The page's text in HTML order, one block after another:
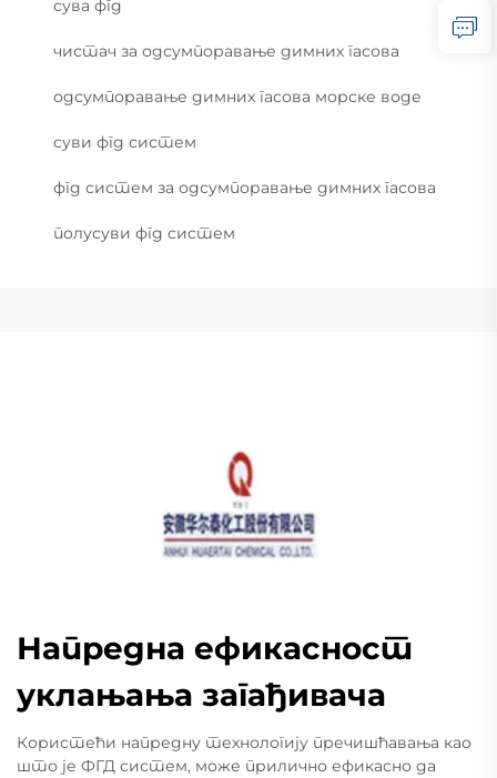
сува фгд
чистач за одсумпоравање димних гасова
одсумпоравање димних гасова морске воде
суви фгд систем
фгд систем за одсумпоравање димних гасова
полусуви фгд систем
Напредна ефикасност
уклањања загађивача
Користећи напредну технологију пречишћавања као
што је ФГД систем, може прилично ефикасно да